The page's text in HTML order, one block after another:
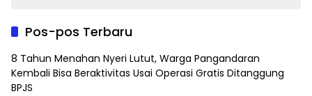
Pos-pos Terbaru
8 Tahun Menahan Nyeri Lutut, Warga Pangandaran
Kembali Bisa Beraktivitas Usai Operasi Gratis Ditanggung
BPJS